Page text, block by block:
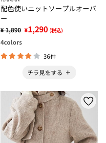
配色使いニットソープルオーバ
ー
¥ 1,890 ¥1,290 (税込)
4colors
36件
チラ見をする